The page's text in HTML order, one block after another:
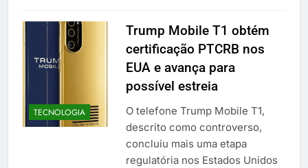
TECNOLOGIA
Trump Mobile T1 obtém
certificação PTCRB nos
EUA e avança para
possível estreia
O telefone Trump Mobile T1,
descrito como controverso,
concluiu mais uma etapa
regulatória nos Estados Unidos